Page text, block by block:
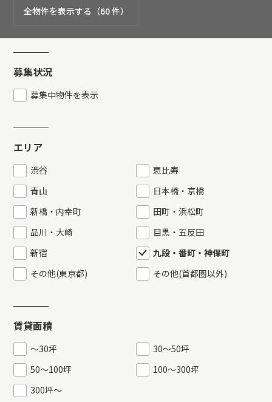
全物件を表示する（60 件）
募集状況
募集中物件を表示
エリア
渋谷
恵比寿
青山
日本橋・京橋
新橋・内幸町
田町・浜松町
品川・大崎
目黒・五反田
新宿
九段・番町・神保町
その他(東京都)
その他(首都圏以外)
賃貸面積
〜30坪
30〜50坪
50〜100坪
100〜300坪
300坪〜